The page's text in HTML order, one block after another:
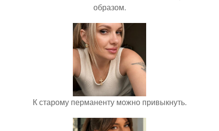
образом.
К старому перманенту можно привыкнуть.